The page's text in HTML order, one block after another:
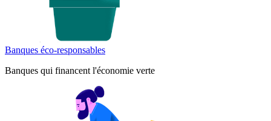
Banques éco-responsables
Banques qui financent l'économie verte